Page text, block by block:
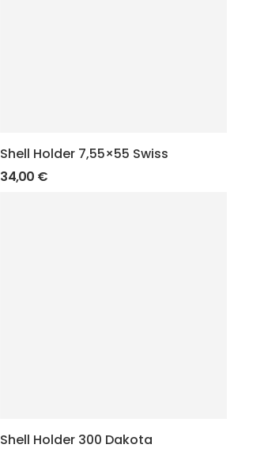
Shell Holder 7,55×55 Swiss
34,00 €
Shell Holder 300 Dakota